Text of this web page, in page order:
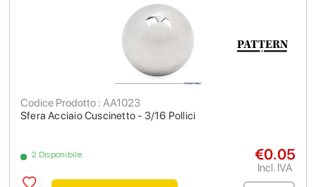
Sfera Acciaio Cuscinetto - 3/16 Pollici
Codice Prodotto : AA1023
2 Disponibile €0.05
Incl. IVA